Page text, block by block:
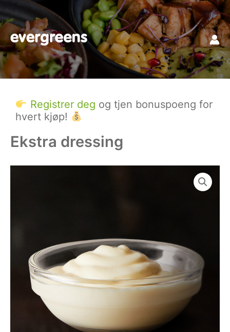
rett
til
innholdet
Registrer deg og tjen bonuspoeng for
hvert kjøp!
Ekstra dressing